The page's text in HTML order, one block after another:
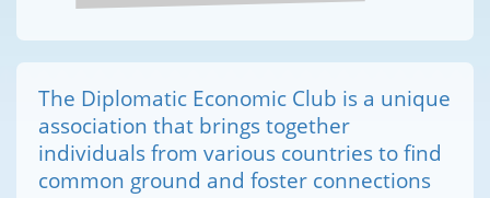
The Diplomatic Economic Club is a unique
association that brings together
individuals from various countries to find
common ground and foster connections